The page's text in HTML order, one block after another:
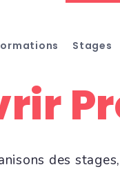
Stages
des